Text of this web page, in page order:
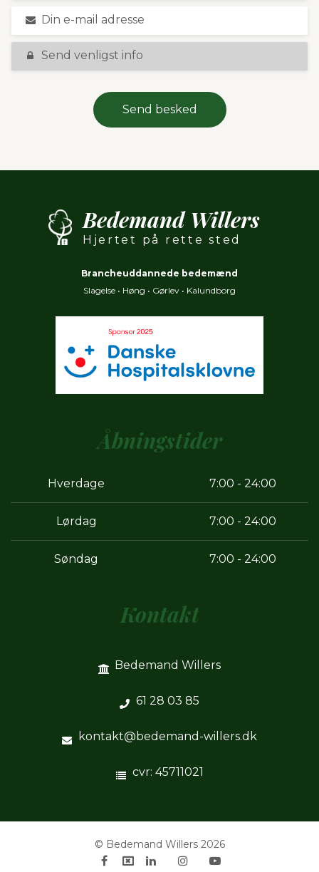
Send besked
Bedemand Willers
Hjertet på rette sted
Brancheuddannede bedemænd
Slagelse • Høng • Gørlev • Kalundborg
Åbningstider
Hverdage 7:00 - 24:00
Lørdag 7:00 - 24:00
Søndag 7:00 - 24:00
Kontakt
Bedemand Willers
61 28 03 85
kontakt@bedemand-willers.dk
cvr: 45711021
© Bedemand Willers2026